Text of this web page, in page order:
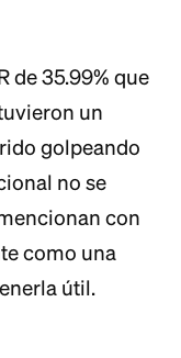
de 35.99% que
un
golpeando
no se
con
como una
útil.